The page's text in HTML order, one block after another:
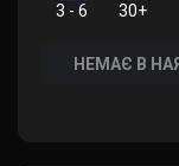
3 - 6 30+
НЕМАЄ В